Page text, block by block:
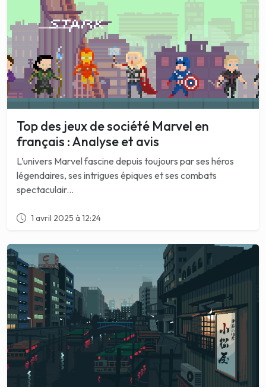
Top des jeux de société Marvel en
français : Analyse et avis
L’univers Marvel fascine depuis toujours par ses héros
légendaires, ses intrigues épiques et ses combats
spectaculair...
1 avril 2025 à 12:24